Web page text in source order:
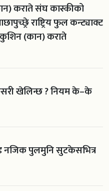
कराते संघ कास्कीको
राष्ट्रिय फुल कन्ट्याक्ट
(कान) कराते
खेलिन्छ ? नियम के–के
नजिक पुलमुनि सुटकेसभित्र